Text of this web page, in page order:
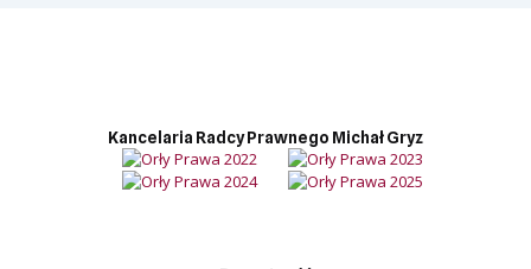
Kancelaria Radcy Prawnego Michał Gryz